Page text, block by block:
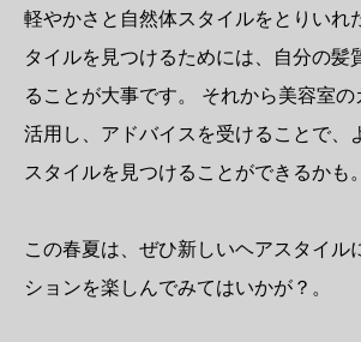
軽やかさと自然体スタイルをとりいれ
タイルを見つけるためには、自分の髪
ることが大事です。 それから美容室
活用し、アドバイスを受けることで、
スタイルを見つけることができるかも
この春夏は、ぜひ新しいヘアスタイル
ションを楽しんでみてはいかが？。